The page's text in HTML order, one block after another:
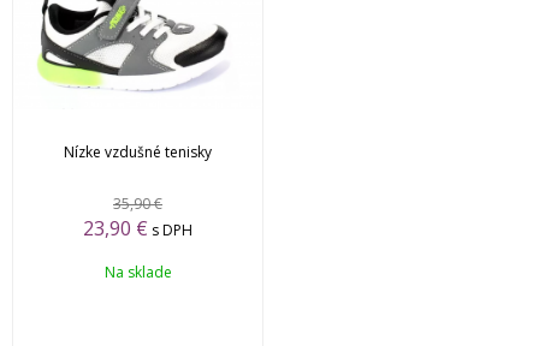
Nízke vzdušné tenisky
35,90 €
23,90 € s DPH
Na sklade